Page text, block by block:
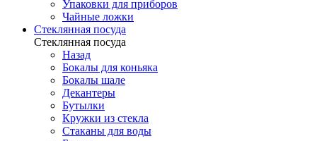
Упаковки для приборов
Чайные ложки
Стеклянная посуда
Стеклянная посуда
Назад
Бокалы для коньяка
Бокалы шале
Декантеры
Бутылки
Кружки из стекла
Стаканы для воды